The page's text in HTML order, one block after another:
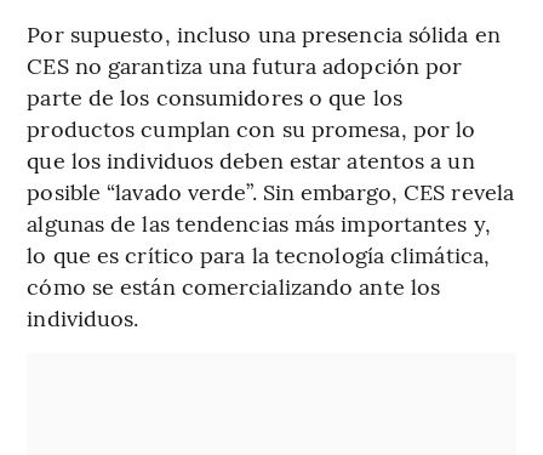
Por supuesto, incluso una presencia sólida en
CES no garantiza una futura adopción por
parte de los consumidores o que los
productos cumplan con su promesa, por lo
que los individuos deben estar atentos a un
posible “lavado verde”. Sin embargo, CES revela
algunas de las tendencias más importantes y,
lo que es crítico para la tecnología climática,
cómo se están comercializando ante los
individuos.